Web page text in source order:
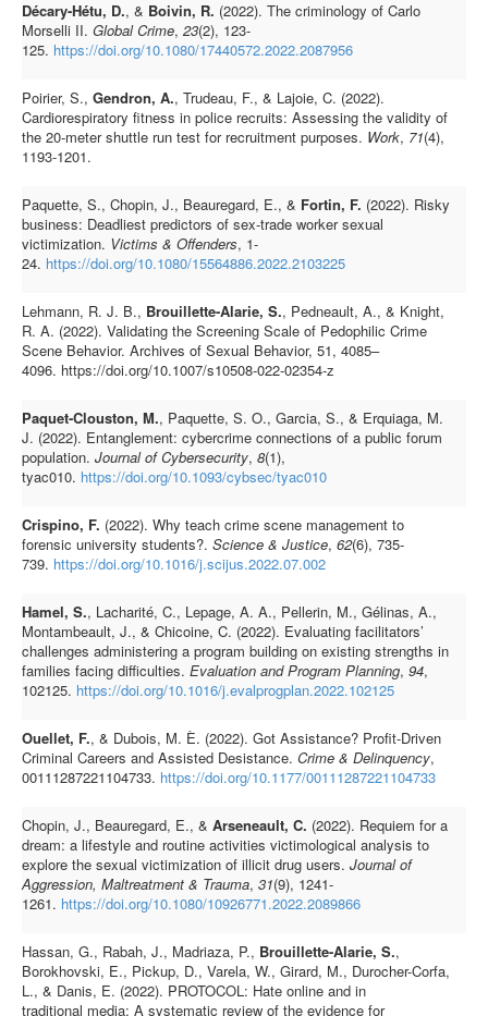
Décary-Hétu, D., & Boivin, R. (2022). The criminology of Carlo
Morselli II. Global Crime, 23(2), 123-
125. https://doi.org/10.1080/17440572.2022.2087956
Poirier, S., Gendron, A., Trudeau, F., & Lajoie, C. (2022).
Cardiorespiratory fitness in police recruits: Assessing the validity of
the 20-meter shuttle run test for recruitment purposes. Work, 71(4),
1193-1201.
Paquette, S., Chopin, J., Beauregard, E., & Fortin, F. (2022). Risky
business: Deadliest predictors of sex-trade worker sexual
victimization. Victims & Offenders, 1-
24. https://doi.org/10.1080/15564886.2022.2103225
Lehmann, R. J. B., Brouillette-Alarie, S., Pedneault, A., & Knight,
R. A. (2022). Validating the Screening Scale of Pedophilic Crime
Scene Behavior. Archives of Sexual Behavior, 51, 4085–
4096. https://doi.org/10.1007/s10508-022-02354-z
Paquet-Clouston, M., Paquette, S. O., Garcia, S., & Erquiaga, M.
J. (2022). Entanglement: cybercrime connections of a public forum
population. Journal of Cybersecurity, 8(1),
tyac010. https://doi.org/10.1093/cybsec/tyac010
Crispino, F. (2022). Why teach crime scene management to
forensic university students?. Science & Justice, 62(6), 735-
739. https://doi.org/10.1016/j.scijus.2022.07.002
Hamel, S., Lacharité, C., Lepage, A. A., Pellerin, M., Gélinas, A.,
Montambeault, J., & Chicoine, C. (2022). Evaluating facilitators’
challenges administering a program building on existing strengths in
families facing difficulties. Evaluation and Program Planning, 94,
102125. https://doi.org/10.1016/j.evalprogplan.2022.102125
Ouellet, F., & Dubois, M. È. (2022). Got Assistance? Profit-Driven
Criminal Careers and Assisted Desistance. Crime & Delinquency,
00111287221104733. https://doi.org/10.1177/00111287221104733
Chopin, J., Beauregard, E., & Arseneault, C. (2022). Requiem for a
dream: a lifestyle and routine activities victimological analysis to
explore the sexual victimization of illicit drug users. Journal of
Aggression, Maltreatment & Trauma, 31(9), 1241-
1261. https://doi.org/10.1080/10926771.2022.2089866
Hassan, G., Rabah, J., Madriaza, P., Brouillette-Alarie, S.,
Borokhovski, E., Pickup, D., Varela, W., Girard, M., Durocher-Corfa,
L., & Danis, E. (2022). PROTOCOL: Hate online and in
traditional media: A systematic review of the evidence for